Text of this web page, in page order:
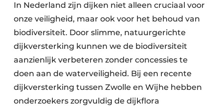
Fundering
Kopen/Huren/Leasen
Sloop & Recycling
Bouwtransport
Machines & Materieel
In Nederland zijn dijken niet alleen cruciaal voor
onze veiligheid, maar ook voor het behoud van
biodiversiteit. Door slimme, natuurgerichte
dijkversterking kunnen we de biodiversiteit
aanzienlijk verbeteren zonder concessies te
doen aan de waterveiligheid. Bij een recente
dijkversterking tussen Zwolle en Wijhe hebben
onderzoekers zorgvuldig de dijkflora